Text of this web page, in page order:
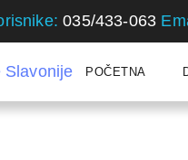
035/433-063
POČETNA